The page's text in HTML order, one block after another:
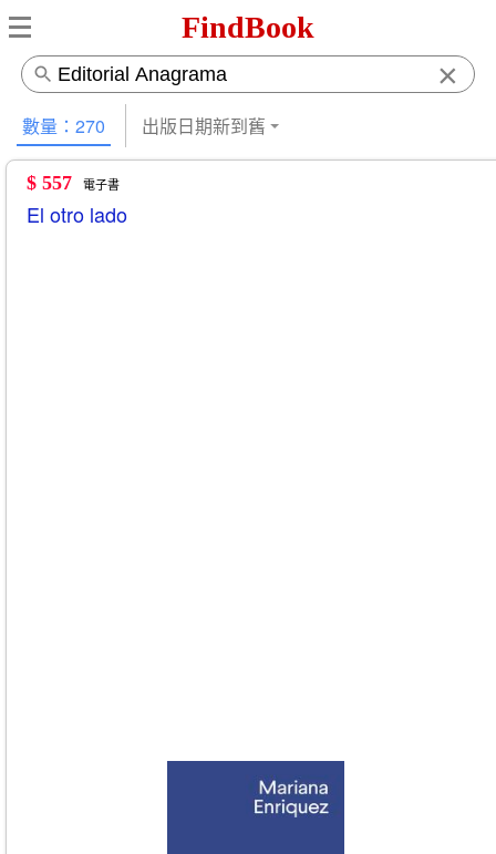
FindBook
×
數量：270 出版日期新到舊
$ 557 電子書
El otro lado